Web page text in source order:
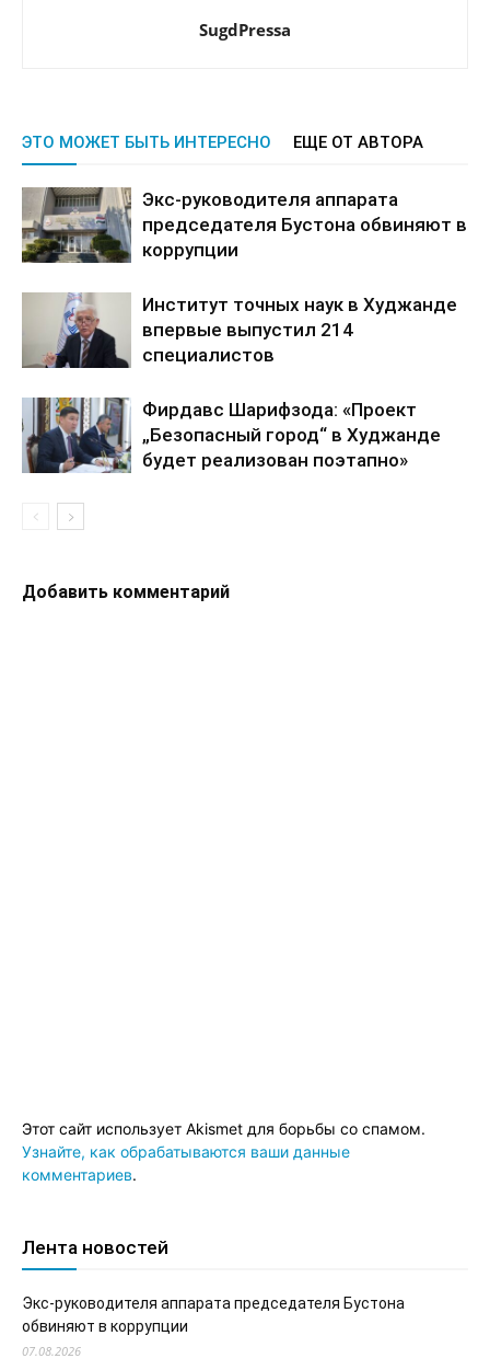
SugdPressa
ЭТО МОЖЕТ БЫТЬ ИНТЕРЕСНО ЕЩЕ ОТ АВТОРА
Экс-руководителя аппарата
председателя Бустона обвиняют в
коррупции
Институт точных наук в Худжанде
впервые выпустил 214
специалистов
Фирдавс Шарифзода: «Проект
„Безопасный город“ в Худжанде
будет реализован поэтапно»
Добавить комментарий
Этот сайт использует Akismet для борьбы со спамом.
Узнайте, как обрабатываются ваши данные
комментариев.
Лента новостей
Экс-руководителя аппарата председателя Бустона
обвиняют в коррупции
07.08.2026